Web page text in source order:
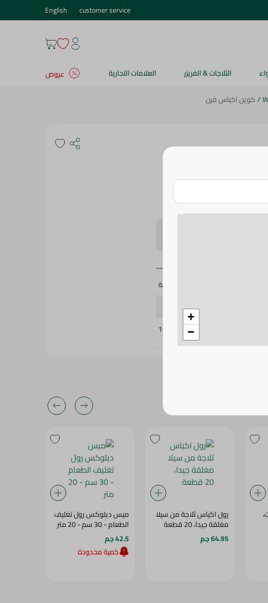
customer service
English
الثلاجات & الفريزر العلامات التجارية
عروض
/كوين اكياس فرن
165822
رول اكياس ثلاجة من سيلا
مغلقة جيدا، 20 قطعة
64.95 جم
ميس ديلوكس رول تغليف
الطعام - 30 سم - 20 متر
42.5 جم
كمية محدودة
+
−